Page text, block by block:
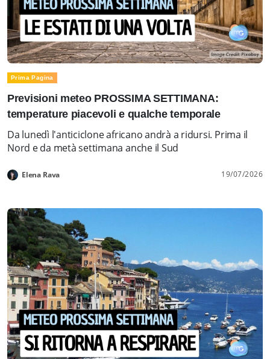
Prima Pagina
Previsioni meteo PROSSIMA SETTIMANA:
temperature piacevoli e qualche temporale
Da lunedì l'anticiclone africano andrà a ridursi. Prima il
Nord e da metà settimana anche il Sud
Elena Rava 19/07/2026